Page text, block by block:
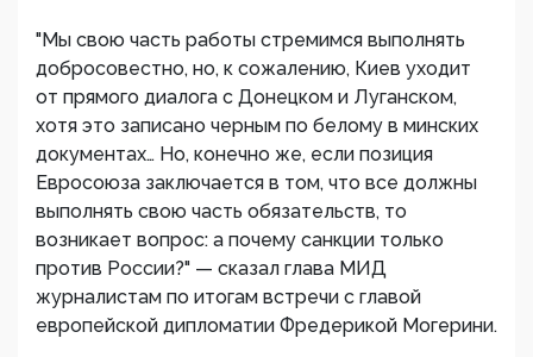
"Мы свою часть работы стремимся выполнять
добросовестно, но, к сожалению, Киев уходит
от прямого диалога с Донецком и Луганском,
хотя это записано черным по белому в минских
документах… Но, конечно же, если позиция
Евросоюза заключается в том, что все должны
выполнять свою часть обязательств, то
возникает вопрос: а почему санкции только
против России?" — сказал глава МИД
журналистам по итогам встречи с главой
европейской дипломатии Фредерикой Могерини.